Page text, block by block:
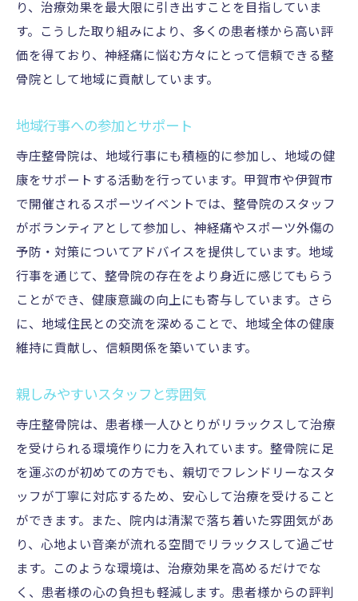
り、治療効果を最大限に引き出すことを目指していま
す。こうした取り組みにより、多くの患者様から高い評
価を得ており、神経痛に悩む方々にとって信頼できる整
骨院として地域に貢献しています。
地域行事への参加とサポート
寺庄整骨院は、地域行事にも積極的に参加し、地域の健
康をサポートする活動を行っています。甲賀市や伊賀市
で開催されるスポーツイベントでは、整骨院のスタッフ
がボランティアとして参加し、神経痛やスポーツ外傷の
予防・対策についてアドバイスを提供しています。地域
行事を通じて、整骨院の存在をより身近に感じてもらう
ことができ、健康意識の向上にも寄与しています。さら
に、地域住民との交流を深めることで、地域全体の健康
維持に貢献し、信頼関係を築いています。
親しみやすいスタッフと雰囲気
寺庄整骨院は、患者様一人ひとりがリラックスして治療
を受けられる環境作りに力を入れています。整骨院に足
を運ぶのが初めての方でも、親切でフレンドリーなスタ
ッフが丁寧に対応するため、安心して治療を受けること
ができます。また、院内は清潔で落ち着いた雰囲気があ
り、心地よい音楽が流れる空間でリラックスして過ごせ
ます。このような環境は、治療効果を高めるだけでな
く、患者様の心の負担も軽減します。患者様からの評判